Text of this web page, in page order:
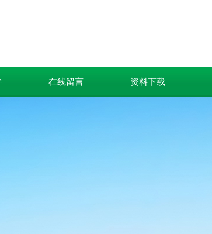
在线留言 资料下载